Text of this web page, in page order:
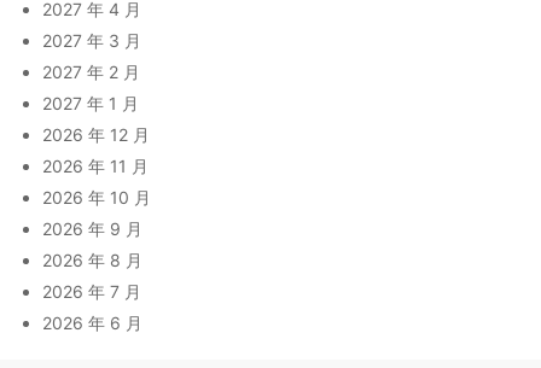
2027 年 4 月
2027 年 3 月
2027 年 2 月
2027 年 1 月
2026 年 12 月
2026 年 11 月
2026 年 10 月
2026 年 9 月
2026 年 8 月
2026 年 7 月
2026 年 6 月